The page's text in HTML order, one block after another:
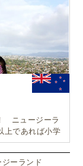
ニュージーラ
上であれば小学
ジーランド